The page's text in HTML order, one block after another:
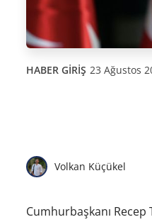
HABER GİRİŞ 23 Ağustos
Volkan Küçükel
Cumhurbaşkanı